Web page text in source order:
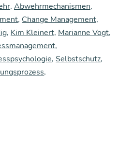
, Abwehrmechanismen,
, Change Management,
, Kim Kleinert, Marianne Vogt,
,
, Selbstschutz,
,